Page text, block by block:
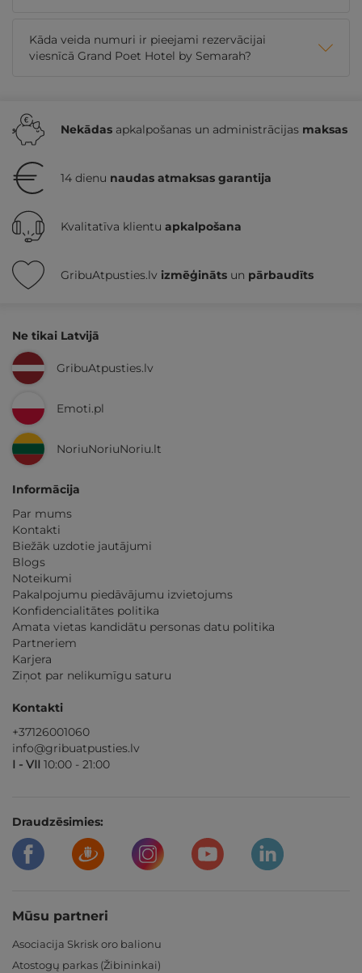
Kāda veida numuri ir pieejami rezervācijai
viesnīcā Grand Poet Hotel by Semarah?
Nekādas apkalpošanas un administrācijas maksas
14 dienu naudas atmaksas garantija
Kvalitatīva klientu apkalpošana
GribuAtpusties.lv izmēģināts un pārbaudīts
Ne tikai Latvijā
GribuAtpusties.lv
Emoti.pl
NoriuNoriuNoriu.lt
Informācija
Par mums
Kontakti
Biežāk uzdotie jautājumi
Blogs
Noteikumi
Pakalpojumu piedāvājumu izvietojums
Konfidencialitātes politika
Amata vietas kandidātu personas datu politika
Partneriem
Karjera
Ziņot par nelikumīgu saturu
Kontakti
+37126001060
info@gribuatpusties.lv
I - VII 10:00 - 21:00
Draudzēsimies:
Mūsu partneri
Asociacija Skrisk oro balionu
Atostogų parkas (Žibininkai)